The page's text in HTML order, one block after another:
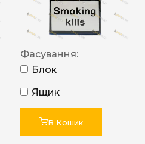
Фасування:
Блок
Ящик
В Кошик